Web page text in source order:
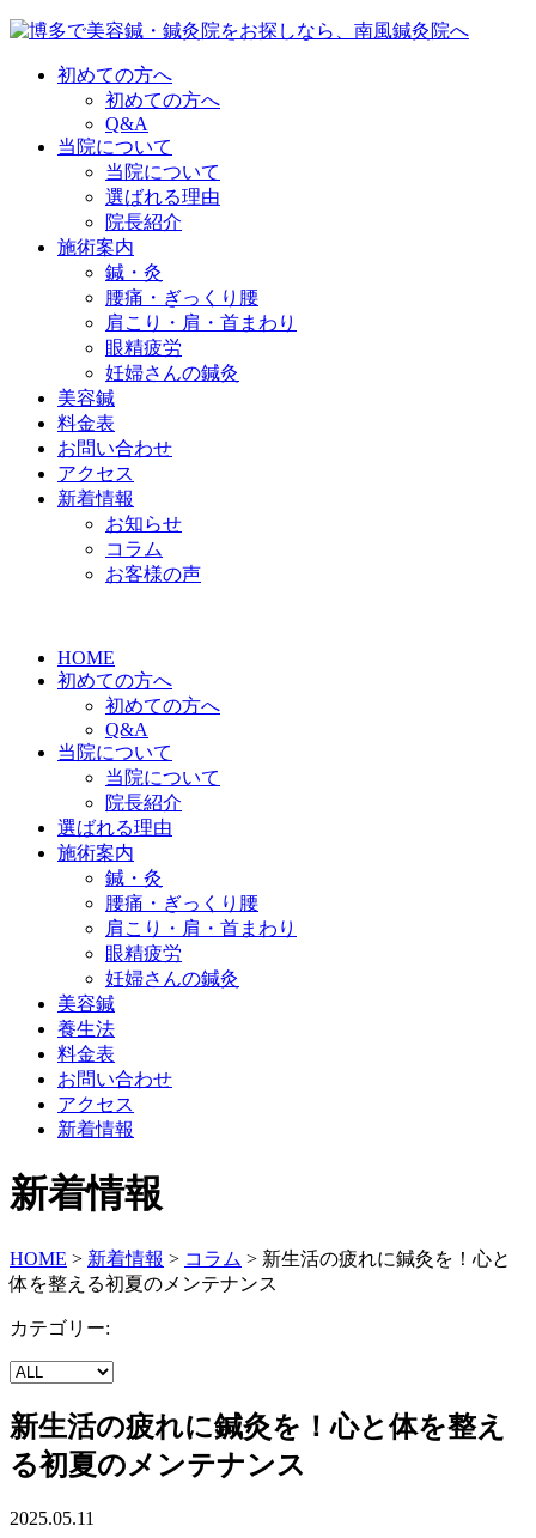
初めての方へ
初めての方へ
Q&A
当院について
当院について
選ばれる理由
院長紹介
施術案内
鍼・灸
腰痛・ぎっくり腰
肩こり・肩・首まわり
眼精疲労
妊婦さんの鍼灸
美容鍼
料金表
お問い合わせ
アクセス
新着情報
お知らせ
コラム
お客様の声
HOME
初めての方へ
初めての方へ
Q&A
当院について
当院について
院長紹介
選ばれる理由
施術案内
鍼・灸
腰痛・ぎっくり腰
肩こり・肩・首まわり
眼精疲労
妊婦さんの鍼灸
美容鍼
養生法
料金表
お問い合わせ
アクセス
新着情報
新着情報
HOME > 新着情報 > コラム > 新生活の疲れに鍼灸を！心と
体を整える初夏のメンテナンス
カテゴリー:
新生活の疲れに鍼灸を！心と体を整え
る初夏のメンテナンス
2025.05.11